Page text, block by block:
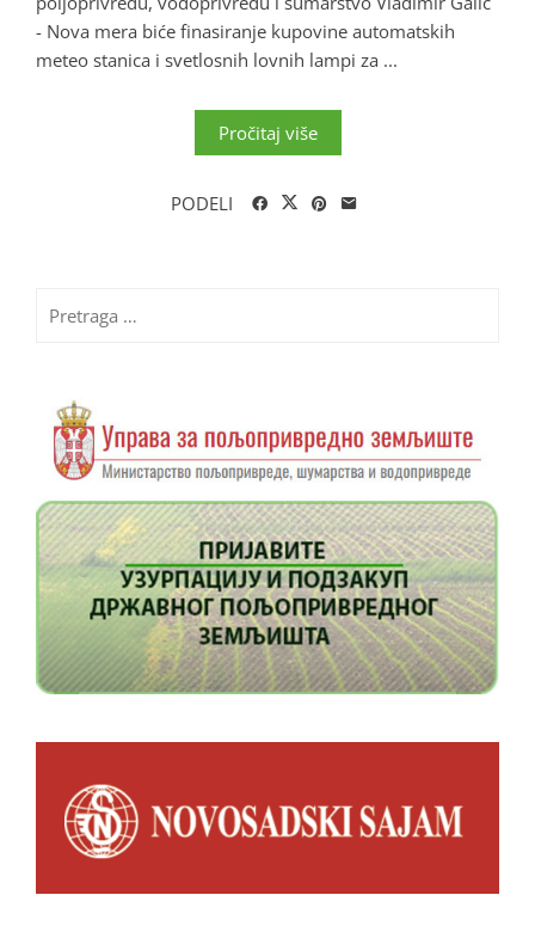
- Nova mera biće finasiranje kupovine automatskih
meteo stanica i svetlosnih lovnih lampi za ...
Pročitaj više
PODELI
za: